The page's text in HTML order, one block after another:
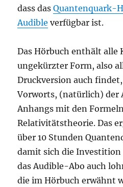
dass dasQuantenquark-
Audible verfügbar ist.
Das Hörbuch enthält alle
ungekürzter Form, also
Druckversion auch
Vorworts, (natürlich) der
Anhangs mit den
Relativitätstheorie. Das
über 10 Stunden
damit sich die Investition
das Audible-Abo auch
die im Hörbuch erwähnt